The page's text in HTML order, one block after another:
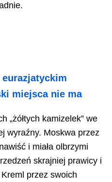
miejsca nie ma
„żółtych kamizelek” we
wyraźny. Moskwa przez
i miała olbrzymi
skrajniej prawicy i
przez swoich